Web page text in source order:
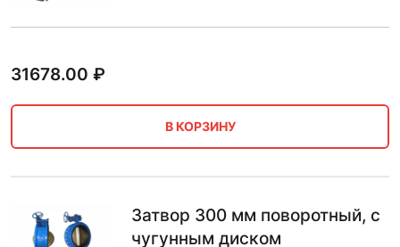
31678.00 ₽
В КОРЗИНУ
Затвор 300 мм поворотный, с
чугунным диском